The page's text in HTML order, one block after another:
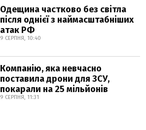
Одещина частково без світла
після однієї з наймасштабніших
атак РФ
9 СЕРПНЯ, 10:40
Компанію, яка невчасно
поставила дрони для ЗСУ,
покарали на 25 мільйонів
9 СЕРПНЯ, 11:31